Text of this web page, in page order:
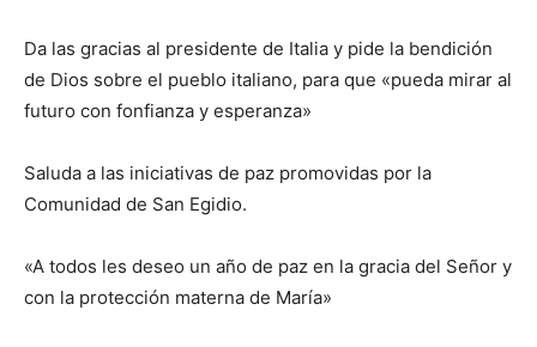
Da las gracias al presidente de Italia y pide la bendición
de Dios sobre el pueblo italiano, para que «pueda mirar al
futuro con fonfianza y esperanza»
Saluda a las iniciativas de paz promovidas por la
Comunidad de San Egidio.
«A todos les deseo un año de paz en la gracia del Señor y
con la protección materna de María»